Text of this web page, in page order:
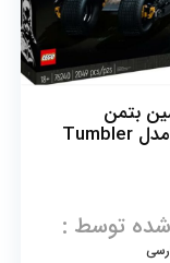
بتمن
76240 مدل Tumbler
شده توسط :